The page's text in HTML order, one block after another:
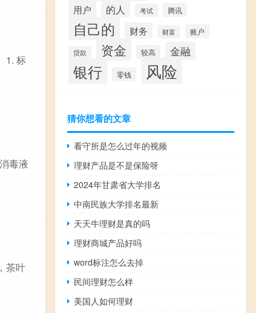
1. 标
毒液
茶叶
用户
的人 考试 腾讯
自己的 财务 财富 账户
贷款 资金 较高 金融
银行 零钱 风险
猜你想看的文章
看守所是怎么过年的视频
理财产品是不是保险呀
2024年甘肃省大学排名
中南民族大学排名最新
天天牛理财是真的吗
理财商城产品好吗
word标注怎么去掉
民间理财怎么样
美国人如何理财